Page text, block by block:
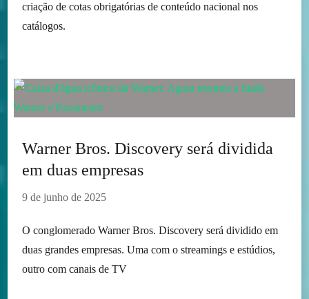
criação de cotas obrigatórias de conteúdo nacional nos
catálogos.
Warner Bros. Discovery será dividida
em duas empresas
9 de junho de 2025
O conglomerado Warner Bros. Discovery será dividido em
duas grandes empresas. Uma com o streamings e estúdios,
outro com canais de TV